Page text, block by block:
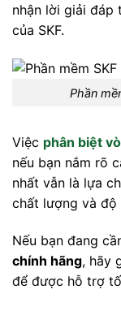
nhận lời giải đáp
của SKF.
Phần
Việc phân biệt
nếu bạn nắm rõ
nhất vẫn là lựa
chất lượng và độ
Nếu bạn đang
chính hãng, hãy
để được hỗ trợ